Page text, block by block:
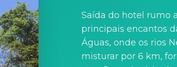
Saída do hotel rumo
principais encantos
Águas, onde os rios
misturar por 6 km,